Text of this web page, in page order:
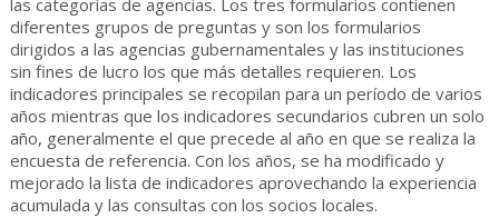
las categorías de agencias. Los tres formularios contienen
diferentes grupos de preguntas y son los formularios
dirigidos a las agencias gubernamentales y las instituciones
sin fines de lucro los que más detalles requieren. Los
indicadores principales se recopilan para un período de varios
años mientras que los indicadores secundarios cubren un solo
año, generalmente el que precede al año en que se realiza la
encuesta de referencia. Con los años, se ha modificado y
mejorado la lista de indicadores aprovechando la experiencia
acumulada y las consultas con los socios locales.